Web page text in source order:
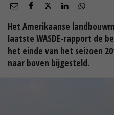
Het Amerikaanse
laatste WASDE-rapport de
het einde van het seizoen
naar boven bijgesteld.